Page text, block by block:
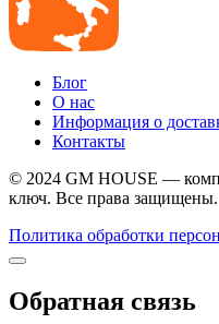
Блог
О нас
Информация о
Контакты
© 2024 GM HOUSE —
ключ. Все права защищены.
Политика обработки
Обратная связь